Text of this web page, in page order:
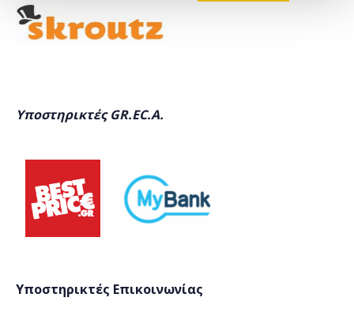
Υποστηρικτές GR.EC.A.
Υποστηρικτές Επικοινωνίας